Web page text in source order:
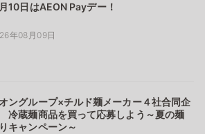
10日はAEON Payデー！
年08月09日
ングループ×チルド麺メーカー４社合同企
蔵麺商品を買って応募しよう～夏の麺
キャンペーン～